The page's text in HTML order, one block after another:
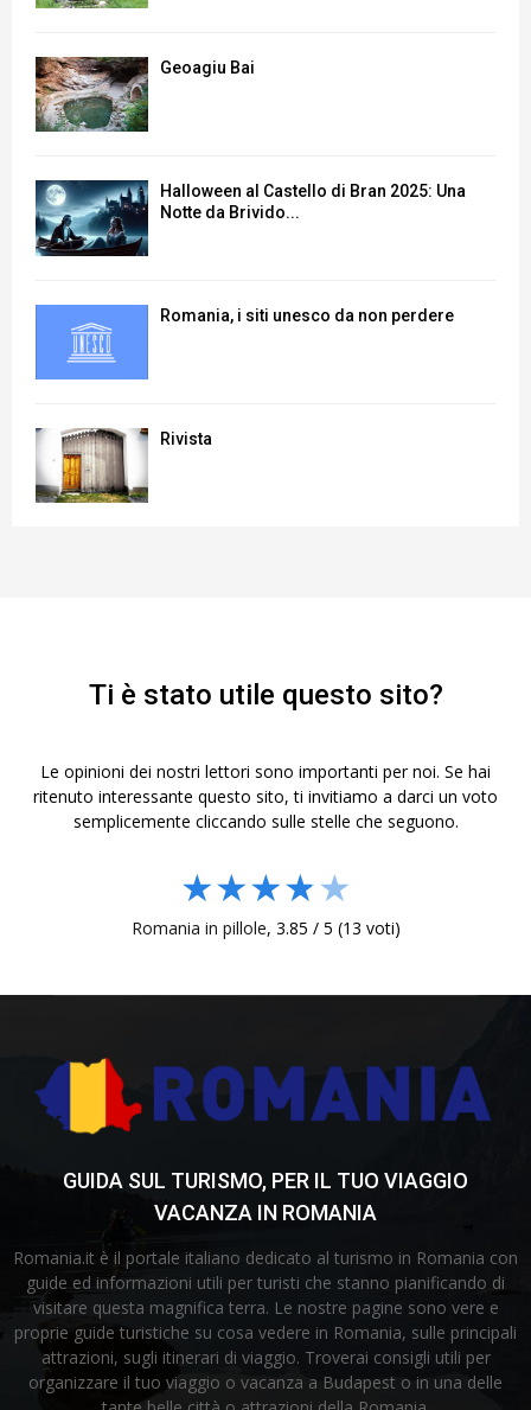
Geoagiu Bai
Halloween al Castello di Bran 2025: Una
Notte da Brivido...
Romania, i siti unesco da non perdere
Rivista
Ti è stato utile questo sito?
Le opinioni dei nostri lettori sono importanti per noi. Se hai
ritenuto interessante questo sito, ti invitiamo a darci un voto
semplicemente cliccando sulle stelle che seguono.
★★★★★
Romania in pillole, 3.85 / 5 (13 voti)
GUIDA SUL TURISMO, PER IL TUO VIAGGIO
VACANZA IN ROMANIA
Romania.it è il portale italiano dedicato al turismo in Romania con
guide ed informazioni utili per turisti che stanno pianificando di
visitare questa magnifica terra. Le nostre pagine sono vere e
proprie guide turistiche su cosa vedere in Romania, sulle principali
attrazioni, sugli itinerari di viaggio. Troverai consigli utili per
organizzare il tuo viaggio o vacanza a Budapest o in una delle